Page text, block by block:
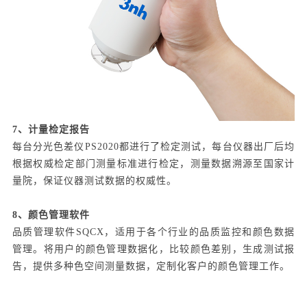
7、计量检定报告
每台分光色差仪PS2020都进行了检定测试，每台仪器出厂后均
根据权威检定部门测量标准进行检定，测量数据溯源至国家计
量院，保证仪器测试数据的权威性。
8、颜色管理软件
品质管理软件SQCX，适用于各个行业的品质监控和颜色数据
管理。将用户的颜色管理数据化，比较颜色差别，生成测试报
告，提供多种色空间测量数据，定制化客户的颜色管理工作。